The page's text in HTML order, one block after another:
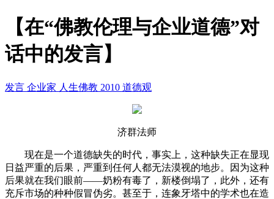
【在“佛教伦理与企业道德”对
话中的发言】
发言 企业家 人生佛教 2010 道德观
济群法师
现在是一个道德缺失的时代，事实上，这种缺失正在显现
日益严重的后果，严重到任何人都无法漠视的地步。因为这种
后果就在我们眼前——奶粉有毒了，新楼倒塌了，此外，还有
充斥市场的种种假冒伪劣。甚至于，连象牙塔中的学术也在造